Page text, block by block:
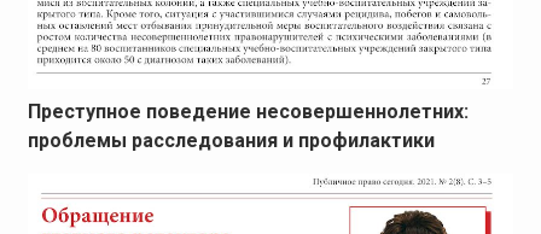
Преступное поведение несовершеннолетних:
проблемы расследования и профилактики